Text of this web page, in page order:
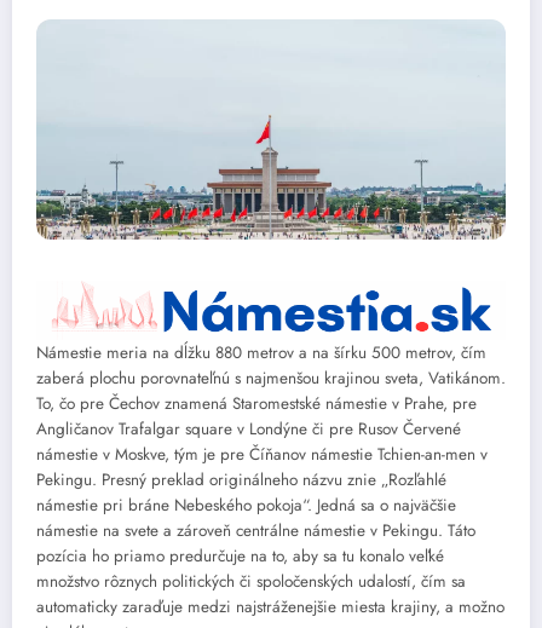
Námestie meria na dĺžku 880 metrov a na šírku 500 metrov, čím
zaberá plochu porovnateľnú s najmenšou krajinou sveta, Vatikánom.
To, čo pre Čechov znamená Staromestské námestie v Prahe, pre
Angličanov Trafalgar square v Londýne či pre Rusov Červené
námestie v Moskve, tým je pre Číňanov námestie Tchien-an-men v
Pekingu. Presný preklad originálneho názvu znie „Rozľahlé
námestie pri bráne Nebeského pokoja“. Jedná sa o najväčšie
námestie na svete a zároveň centrálne námestie v Pekingu. Táto
pozícia ho priamo predurčuje na to, aby sa tu konalo veľké
množstvo rôznych politických či spoločenských udalostí, čím sa
automaticky zaraďuje medzi najstráženejšie miesta krajiny, a možno